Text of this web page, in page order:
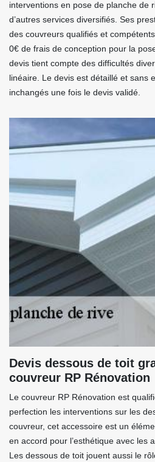
interventions en pose de planche de
d’autres services diversifiés. Ses
des couvreurs qualifiés et
0€ de frais de conception pour la
devis tient compte des difficultés
linéaire. Le devis est détaillé et sans
inchangés une fois le devis validé.
Devis dessous de toit
couvreur RP Rénovation
Le couvreur RP Rénovation est
perfection les interventions sur les
couvreur, cet accessoire est un
en accord pour l’esthétique avec les
Les dessous de toit jouent aussi le